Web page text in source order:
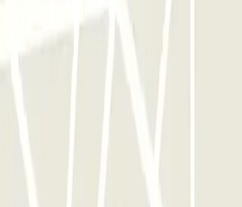
pouvez entrer et sortir du
vous le souhaitez.